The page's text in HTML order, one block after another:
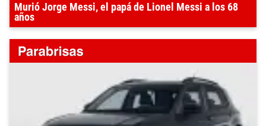
Murió Jorge Messi, el papá de Lionel Messi a los 68
años